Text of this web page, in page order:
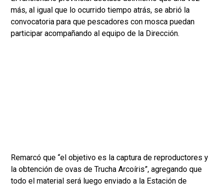
más, al igual que lo ocurrido tiempo atrás, se abrió la
convocatoria para que pescadores con mosca puedan
participar acompañando al equipo de la Dirección.
Remarcó que “el objetivo es la captura de reproductores y
la obtención de ovas de Trucha Arcoíris”, agregando que
todo el material será luego enviado a la Estación de